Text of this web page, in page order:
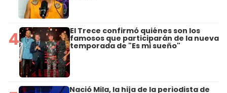
4 El Trece confirmó quiénes son los
famosos que participarán de la nueva
temporada de "Es mi sueño"
Nació Mila, la hija de la periodista de